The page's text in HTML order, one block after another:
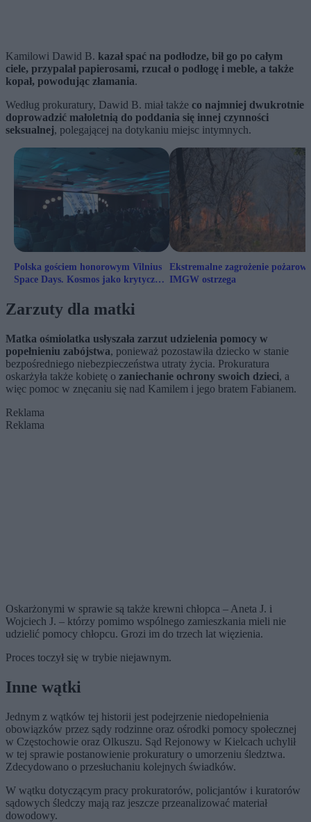
Kamilowi Dawid B. kazał spać na podłodze, bił go po całym
ciele, przypalał papierosami, rzucał o podłogę i meble, a także
kopał, powodując złamania.
Według prokuratury, Dawid B. miał także co najmniej dwukrotnie
doprowadzić małoletnią do poddania się innej czynności
seksualnej, polegającej na dotykaniu miejsc intymnych.
Polska gościem honorowym Vilnius
Space Days. Kosmos jako krytyczna
Ekstremalne zagrożenie
IMGW ostrzega
Zarzuty dla matki
Matka ośmiolatka usłyszała zarzut udzielenia pomocy w
popełnieniu zabójstwa, ponieważ pozostawiła dziecko w stanie
bezpośredniego niebezpieczeństwa utraty życia. Prokuratura
oskarżyła także kobietę o zaniechanie ochrony swoich dzieci, a
więc pomoc w znęcaniu się nad Kamilem i jego bratem Fabianem.
Reklama
Reklama
Oskarżonymi w sprawie są także krewni chłopca – Aneta J. i
Wojciech J. – którzy pomimo wspólnego zamieszkania mieli nie
udzielić pomocy chłopcu. Grozi im do trzech lat więzienia.
Proces toczył się w trybie niejawnym.
Inne wątki
Jednym z wątków tej historii jest podejrzenie niedopełnienia
obowiązków przez sądy rodzinne oraz ośrodki pomocy społecznej
w Częstochowie oraz Olkuszu. Sąd Rejonowy w Kielcach uchylił
w tej sprawie postanowienie prokuratury o umorzeniu śledztwa.
Zdecydowano o przesłuchaniu kolejnych świadków.
W wątku dotyczącym pracy prokuratorów, policjantów i kuratorów
sądowych śledczy mają raz jeszcze przeanalizować materiał
dowodowy.